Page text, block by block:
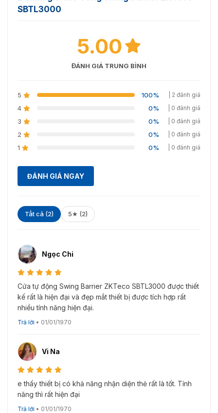
lẫn phần mềm. Liên hệ với chúng tôi theo hotline:
SBTL3000
5.00
ĐÁNH GIÁ TRUNG BÌNH
5 100% | 2 đánh giá
4 0% | 0 đánh giá
3 0% | 0 đánh giá
2 0% | 0 đánh giá
1 0% | 0 đánh giá
ĐÁNH GIÁ NGAY
Tất cả (2) 5★ (2)
Ngọc Chi
Cửa tự động Swing Barrier ZKTeco SBTL3000 được thiết
kế rất là hiện đại và đẹp mắt thiết bị được tích hợp rất
nhiều tính năng hiện đại.
Trả lời • 01/01/1970
Vi Na
e thấy thiết bị có khả năng nhận diện thẻ rất là tốt. Tính
năng thì rất hiện đại
Trả lời • 01/01/1970